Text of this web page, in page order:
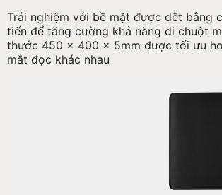
Trải nghiệm với bề mặt được dêt bằng
tiến để tăng cường khả năng di chuột
thước 450 x 400 x 5mm được tối ưu
mắt đọc khác nhau